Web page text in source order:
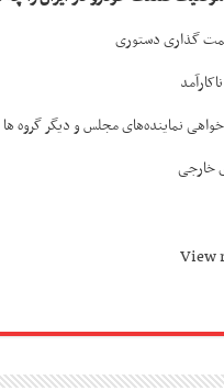
گذاری دستوری
نماینده‌های مجلس و دیگر گروه ها
خارجی
View